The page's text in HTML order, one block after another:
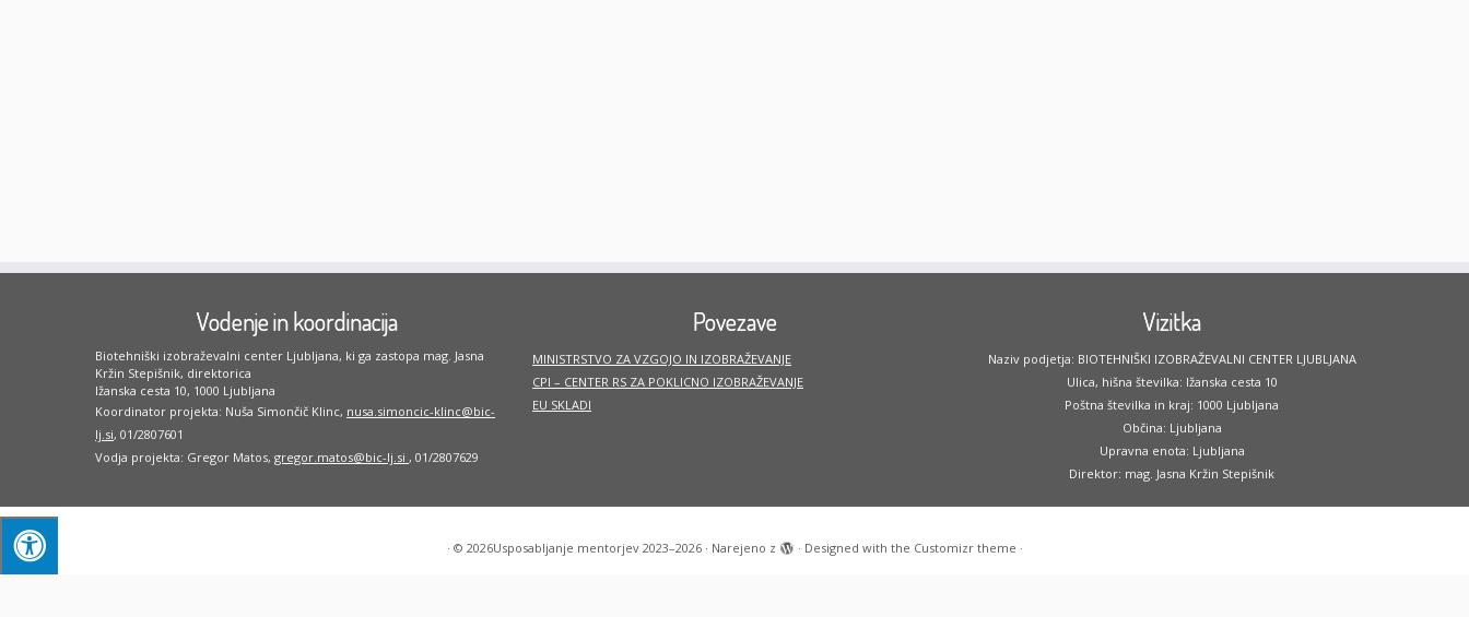
Vodenje in koordinacija
Biotehniški izobraževalni center Ljubljana, ki ga zastopa mag. Jasna
Kržin Stepišnik, direktorica
Ižanska cesta 10, 1000 Ljubljana
Koordinator projekta: Nuša Simončič Klinc, nusa.simoncic-klinc@bic-
lj.si, 01/2807601
Vodja projekta: Gregor Matos, gregor.matos@bic-lj.si , 01/2807629
Povezave
MINISTRSTVO ZA VZGOJO IN IZOBRAŽEVANJE
CPI – CENTER RS ZA POKLICNO IZOBRAŽEVANJE
EU SKLADI
Vizitka
Naziv podjetja: BIOTEHNIŠKI IZOBRAŽEVALNI CENTER LJUBLJANA
Ulica, hišna številka: Ižanska cesta 10
Poštna številka in kraj: 1000 Ljubljana
Občina: Ljubljana
Upravna enota: Ljubljana
Direktor: mag. Jasna Kržin Stepišnik
· © 2026Usposabljanje mentorjev 2023–2026· Narejeno z · Designed with the Customizr theme ·